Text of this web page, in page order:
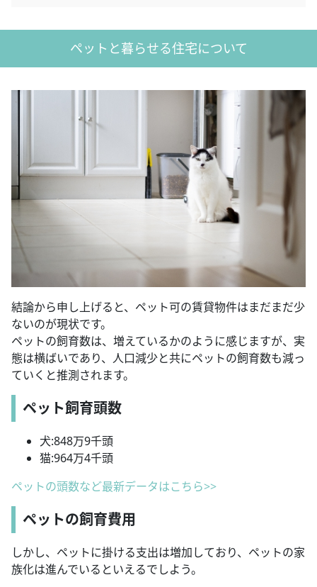
ペットと暮らせる住宅について
結論から申し上げると、ペット可の賃貸物件はまだまだ少
ないのが現状です。
ペットの飼育数は、増えているかのように感じますが、実
態は横ばいであり、人口減少と共にペットの飼育数も減っ
ていくと推測されます。
ペット飼育頭数
犬:848万9千頭
猫:964万4千頭
ペットの頭数など最新データはこちら>>
ペットの飼育費用
しかし、ペットに掛ける支出は増加しており、ペットの家
族化は進んでいるといえるでしよう。